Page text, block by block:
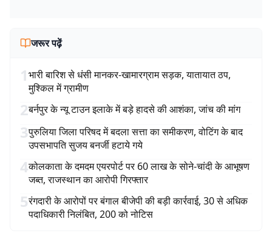
जरूर पढ़ें
1भारी बारिश से धंसी मानकर-खामारग्राम सड़क, यातायात ठप,
मुश्किल में ग्रामीण
2बर्नपुर के न्यू टाउन इलाके में बड़े हादसे की आशंका, जांच की मांग
3पुरुलिया जिला परिषद में बदला सत्ता का समीकरण, वोटिंग के बाद
उपसभापति सुजय बनर्जी हटाये गये
4कोलकाता के दमदम एयरपोर्ट पर 60 लाख के सोने-चांदी के आभूषण
जब्त, राजस्थान का आरोपी गिरफ्तार
5रंगदारी के आरोपों पर बंगाल बीजेपी की बड़ी कार्रवाई, 30 से अधिक
पदाधिकारी निलंबित, 200 को नोटिस